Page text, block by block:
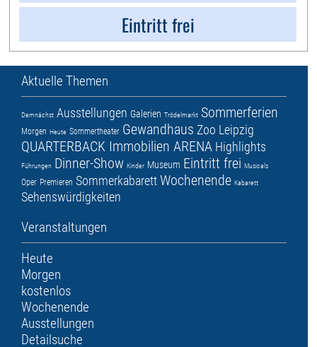
Eintritt frei
Aktuelle Themen
Demnächst Ausstellungen Galerien Trödelmarkt Sommerferien
Morgen Heute Sommertheater Gewandhaus Zoo Leipzig
QUARTERBACK Immobilien ARENA Highlights
Führungen Dinner-Show Kinder Museum Eintritt frei Musicals
Oper Premieren SommerkabarettWochenende Kabarett
Sehenswürdigkeiten
Veranstaltungen
Heute
Morgen
kostenlos
Wochenende
Ausstellungen
Detailsuche